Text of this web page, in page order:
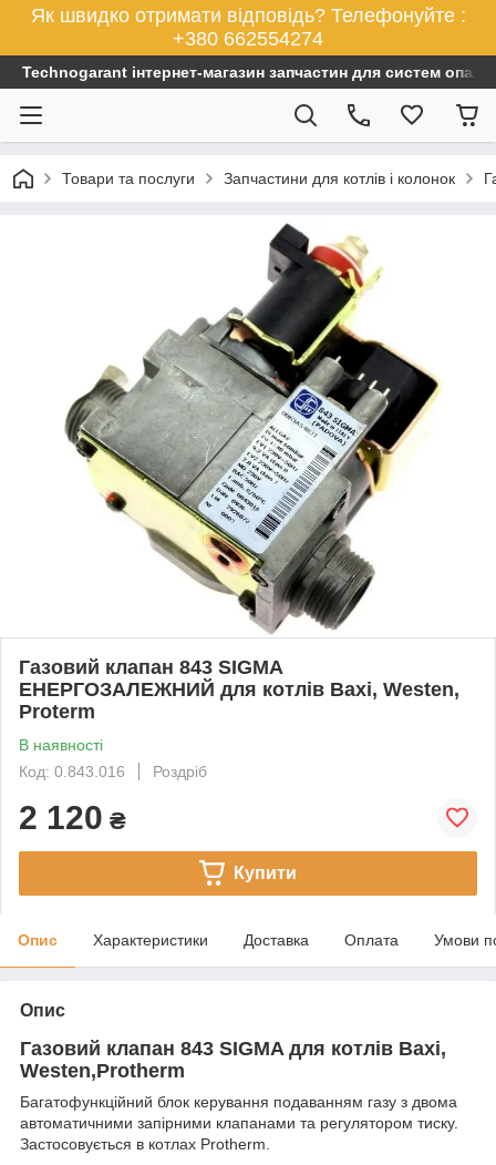
Як швидко отримати відповідь? Телефонуйте :
+380 662554274
Technogarant інтернет-магазин запчастин для систем
Товари та послуги Запчастини для котлів і колонок
Газовий клапан 843 SIGMA
ЕНЕРГОЗАЛЕЖНИЙ для котлів Baxi, Westen,
Proterm
В наявності
Код: 0.843.016
Роздріб
2 120 ₴
Купити
Опис Характеристики Доставка Оплата Умови
Опис
Газовий клапан 843 SIGMA для котлів Baxi,
Westen,Protherm
Багатофункційний блок керування подаванням газу з двома
автоматичними запірними клапанами та регулятором тиску.
Застосовується в котлах Protherm.